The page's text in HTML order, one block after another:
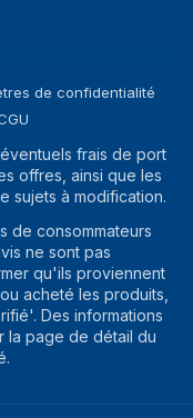
de confidentialité
frais de port
offres, ainsi que les
sujets à modification.
de consommateurs
ne sont pas
qu'ils proviennent
acheté les produits,
Des informations
la page de détail du